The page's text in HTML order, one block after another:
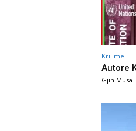
Krijime
Autore
Gjin Musa